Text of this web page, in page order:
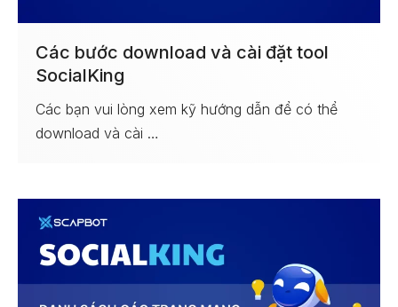
Các bước download và cài đặt tool
SocialKing
Các bạn vui lòng xem kỹ hướng dẫn để có thể
download và cài …